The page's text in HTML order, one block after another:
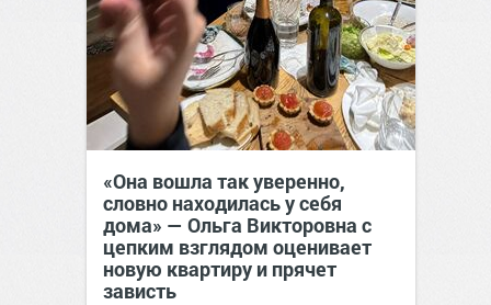
«Она вошла так уверенно,
словно находилась у себя
дома» — Ольга Викторовна с
цепким взглядом оценивает
новую квартиру и прячет
зависть